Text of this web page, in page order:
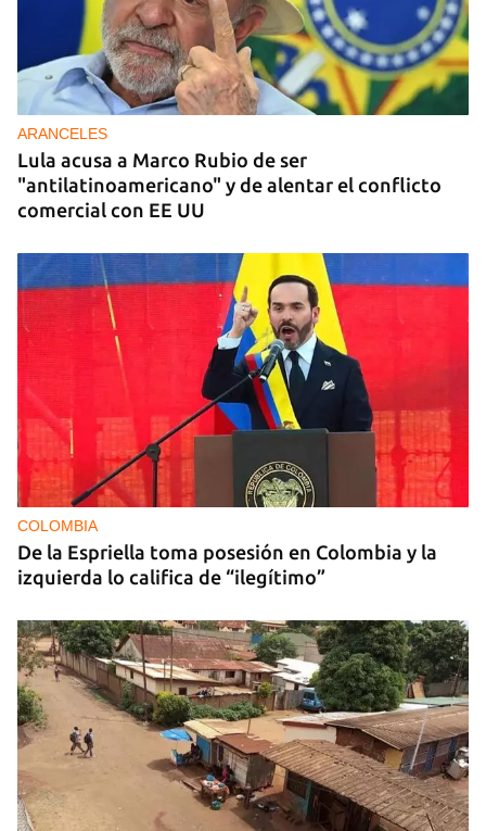
ARANCELES
Lula acusa a Marco Rubio de ser
"antilatinoamericano" y de alentar el conflicto
comercial con EE UU
COLOMBIA
De la Espriella toma posesión en Colombia y la
izquierda lo califica de “ilegítimo”